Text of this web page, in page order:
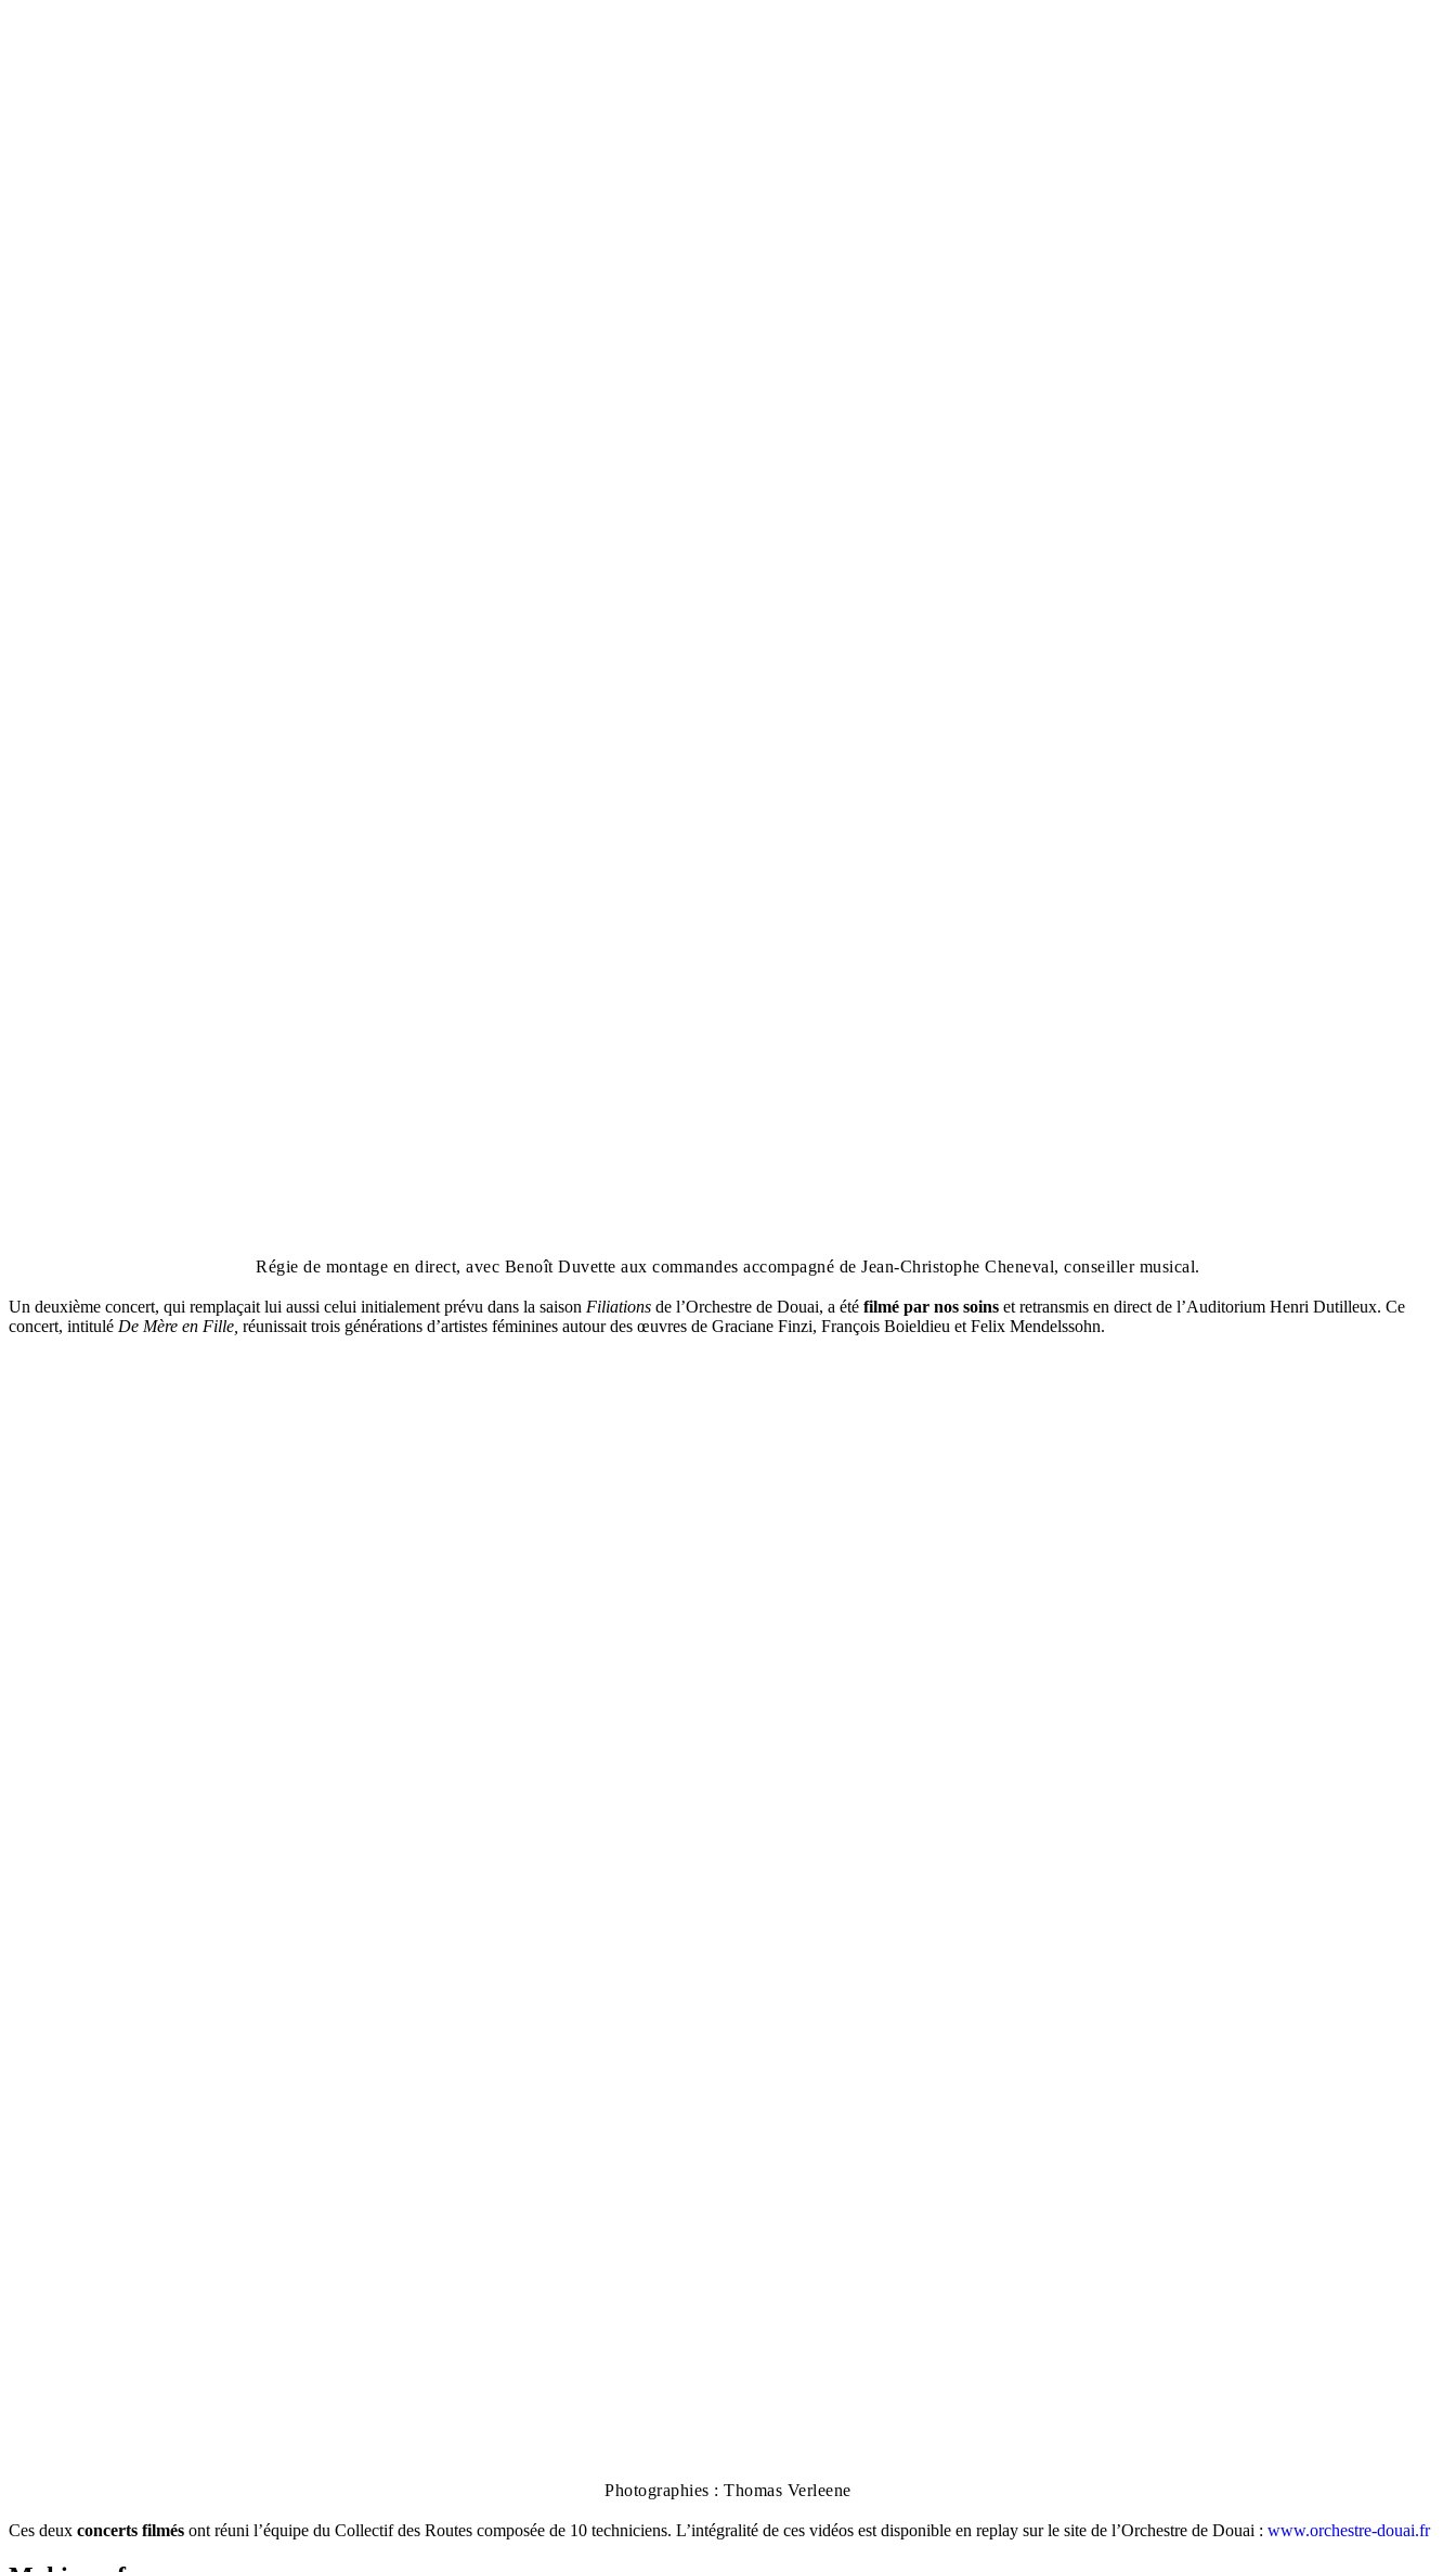
Régie de montage en direct, avec Benoît Duvette aux commandes accompagné de Jean-Christophe Cheneval, conseiller musical.
Un deuxième concert, qui remplaçait lui aussi celui initialement prévu dans la saison Filiations de l’Orchestre de Douai, a été filmé par nos soins et retransmis en direct de l’Auditorium Henri Dutilleux. Ce
concert, intitulé De Mère en Fille, réunissait trois générations d’artistes féminines autour des œuvres de Graciane Finzi, François Boieldieu et Felix Mendelssohn.
Photographies : Thomas Verleene
Ces deux concerts filmés ont réuni l’équipe du Collectif des Routes composée de 10 techniciens. L’intégralité de ces vidéos est disponible en replay sur le site de l’Orchestre de Douai : www.orchestre-douai.fr